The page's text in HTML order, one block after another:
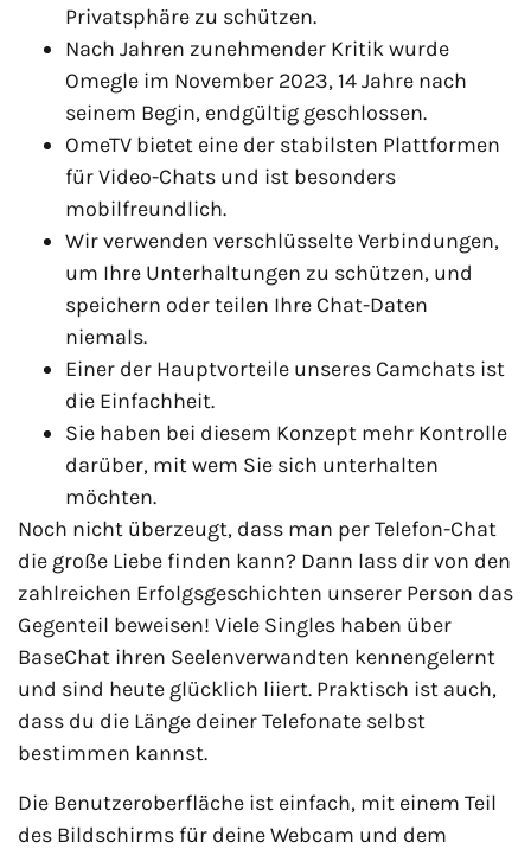
Privatsphäre zu schützen.
Nach Jahren zunehmender Kritik wurde
Omegle im November 2023, 14 Jahre nach
seinem Begin, endgültig geschlossen.
OmeTV bietet eine der stabilsten Plattformen
für Video-Chats und ist besonders
mobilfreundlich.
Wir verwenden verschlüsselte Verbindungen,
um Ihre Unterhaltungen zu schützen, und
speichern oder teilen Ihre Chat-Daten
niemals.
Einer der Hauptvorteile unseres Camchats ist
die Einfachheit.
Sie haben bei diesem Konzept mehr Kontrolle
darüber, mit wem Sie sich unterhalten
möchten.
Noch nicht überzeugt, dass man per Telefon-Chat
die große Liebe finden kann? Dann lass dir von den
zahlreichen Erfolgsgeschichten unserer Person das
Gegenteil beweisen! Viele Singles haben über
BaseChat ihren Seelenverwandten kennengelernt
und sind heute glücklich liiert. Praktisch ist auch,
dass du die Länge deiner Telefonate selbst
bestimmen kannst.
Die Benutzeroberfläche ist einfach, mit einem Teil
des Bildschirms für deine Webcam und dem